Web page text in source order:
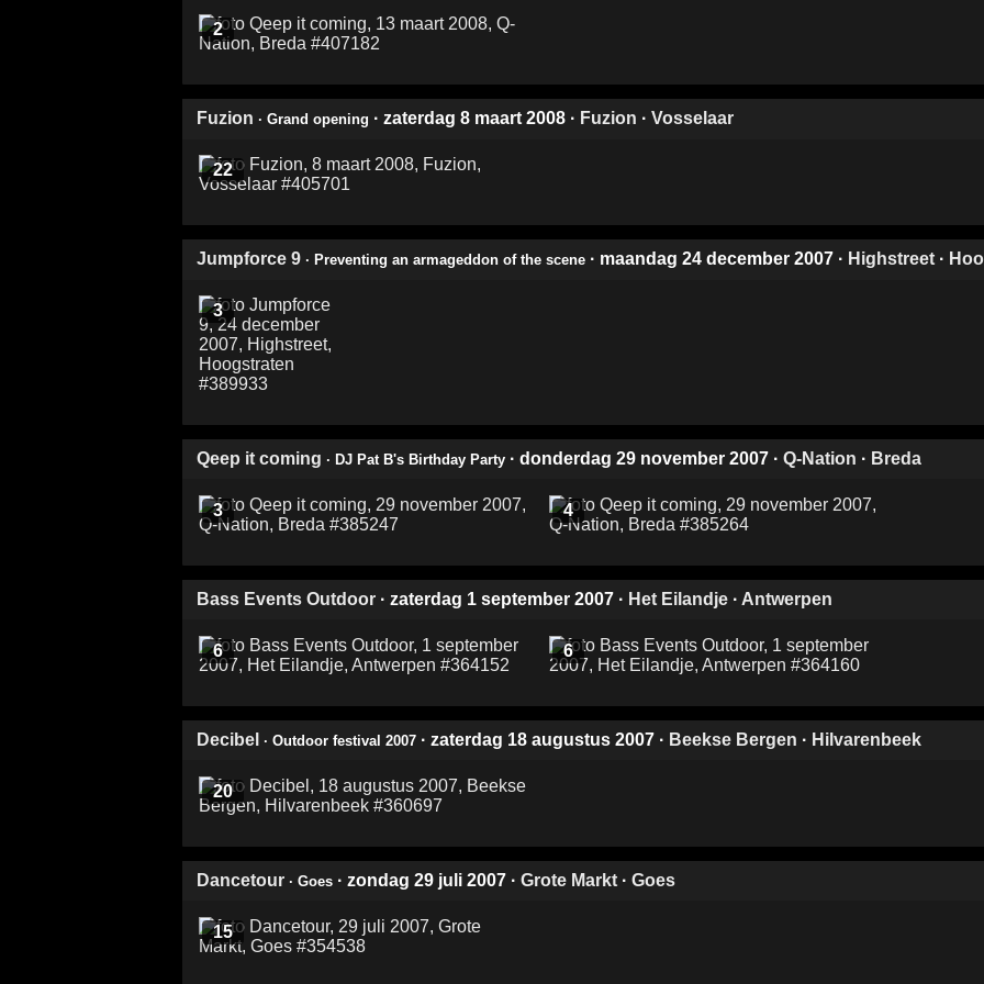
2
Fuzion · Grand opening · zaterdag 8 maart 2008 · Fuzion · Vosselaar
22
Jumpforce 9 · Preventing an armageddon of the scene · maandag 24 december 2007 · Highstreet ·
3
Qeep it coming · DJ Pat B's Birthday Party · donderdag 29 november 2007 · Q-Nation · Breda
3 4
Bass Events Outdoor · zaterdag 1 september 2007 · Het Eilandje · Antwerpen
6 6
Decibel · Outdoor festival 2007 · zaterdag 18 augustus 2007 · Beekse Bergen · Hilvarenbeek
20
Dancetour · Goes · zondag 29 juli 2007 · Grote Markt · Goes
15